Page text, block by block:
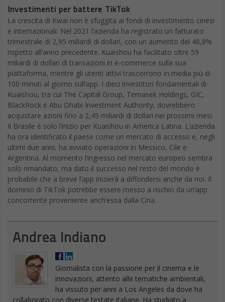
Investimenti per battere TikTok
La crescita di Kwai non è sfuggita ai fondi di investimento cinesi
e internazionali. Nel 2021 l’azienda ha registrato un fatturato
trimestrale di 2,95 miliardi di dollari, con un aumento del 48,8%
rispetto all’anno precedente. Kuaishou ha facilitato oltre 59
miliardi di dollari di transazioni in e-commerce sulla sua
piattaforma, mentre gli utenti attivi trascorrono in media più di
100 minuti al giorno sull’app. I dieci investitori fondamentali di
Kuaishou, tra cui The Capital Group, Temasek Holdings, GIC,
BlackRock e Abu Dhabi Investment Authority, dovrebbero
acquistare azioni fino a 2,45 miliardi di dollari nei prossimi mesi.
Il Brasile è solo l’inizio per Kuaishou in America Latina. L’azienda
ha ora identificato il paese come un mercato di accesso e, negli
ultimi due anni, ha avviato operazioni in Messico, Cile e
Argentina. Al momento l’ingresso nel mercato europeo sembra
solo rimandato, ma dato il successo nel resto del mondo è
probabile che a breve l’app inizierà a diffondersi anche da noi. Il
dominio di TikTok potrebbe essere messo a rischio da un’app
concorrente proveniente anch’essa dalla Cina.
Andrea Indiano
Giornalista con la passione per il cinema e le
innovazioni, attento alle tematiche ambientali,
ha vissuto per anni a Los Angeles da dove ha
collaborato con diverse testate italiane. Ha studiato a